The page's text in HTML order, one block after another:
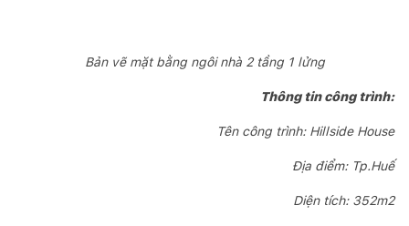
Bản vẽ mặt bằng ngôi nhà 2 tầng 1 lửng
Thông tin công trình:
Tên công trình: Hillside House
Địa điểm: Tp.Huế
Diện tích: 352m2